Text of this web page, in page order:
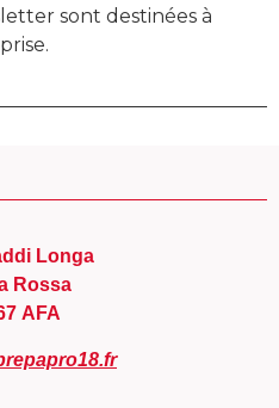
sont destinées à
Longa
Rossa
AFA